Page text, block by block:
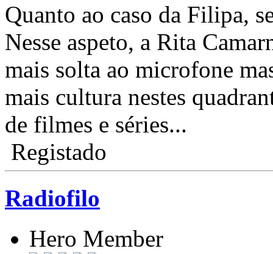
Quanto ao caso da Filipa,
Nesse aspeto, a Rita
mais solta ao microfone
mais cultura nestes
de filmes e séries...
Registado
Radiofilo
Hero Member